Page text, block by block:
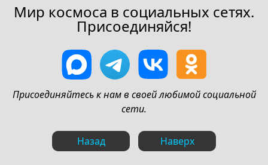
Мир космоса в социальных сетях.
Присоединяйся!
Присоединяйтесь к нам в своей любимой социальной
сети.
Назад Наверх